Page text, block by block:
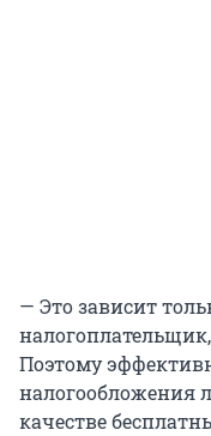
— Это зависит
Поэтому
налогообложения
качестве